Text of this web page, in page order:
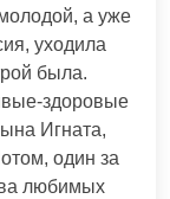
а уже
уходила
была.
здоровые
Игната,
один за
любимых